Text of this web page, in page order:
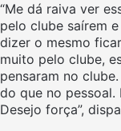
“Me dá raiva ver
pelo clube saírem
dizer o mesmo
muito pelo clube,
pensaram no
do que no pessoal.
Desejo força”,